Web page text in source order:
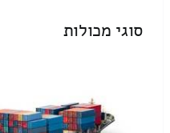
סוגי מכולות